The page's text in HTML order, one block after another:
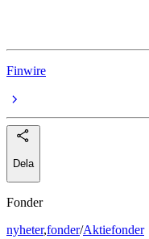
Finwire
Dela
Fonder
nyheter,fonder/Aktiefonder